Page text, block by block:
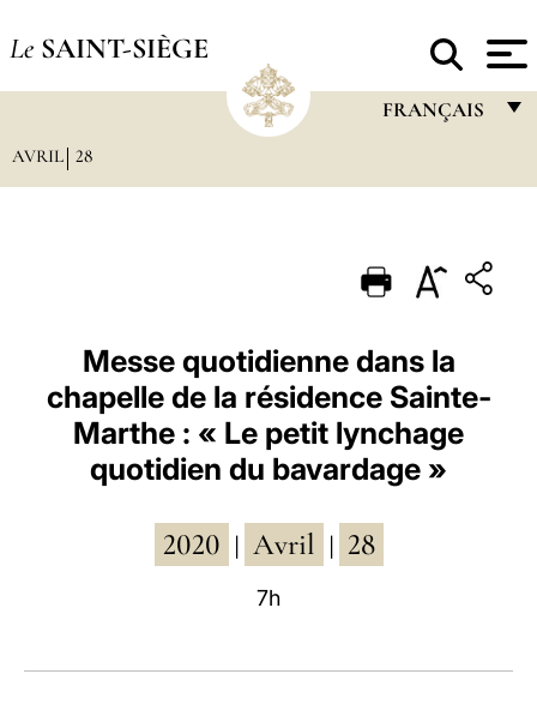
Le SAINT-SIÈGE
FRANÇAIS
PORTUGUÊS
ESPAÑOL
DEUTSCH
POLSKI
العربيّة
中文
AVRIL 28
Messe quotidienne dans la
chapelle de la résidence Sainte-
Marthe : « Le petit lynchage
quotidien du bavardage »
2020 Avril 28
7h